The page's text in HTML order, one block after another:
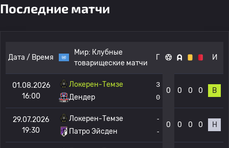
Последние матчи
Дата / Время
Мир: Клубные
товарищеские матчи
Г И
01.08.2026
16:00
Локерен-Темзе
Дендер
3
0
0 0 0 0 В
29.07.2026
19:30
Локерен-Темзе
Патро Эйсден
-
-
0 0 0 0 Н